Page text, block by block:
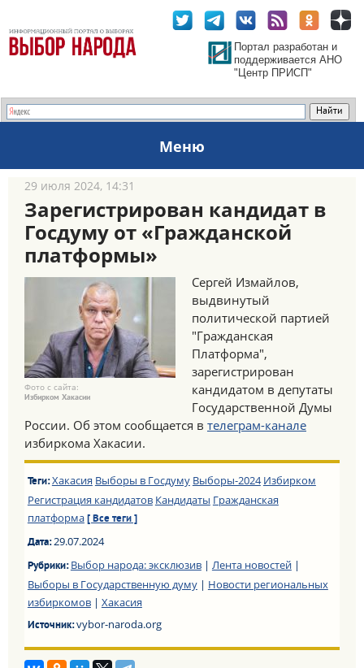
Портал разработан и
поддерживается АНО
"Центр ПРИСП"
Меню
29 июля 2024, 14:31
Зарегистрирован кандидат в
Госдуму от «Гражданской
платформы»
Фото с сайта:
Избирком Хакасии
Сергей Измайлов,
выдвинутый
политической партией
"Гражданская
Платформа",
зарегистрирован
кандидатом в депутаты
Государственной Думы
России. Об этом сообщается в телеграм-канале
избиркома Хакасии.
Теги:Хакасия Выборы в Госдуму Выборы-2024 Избирком
Регистрация кандидатов Кандидаты Гражданская
платформа [ Все теги ]
Дата:29.07.2024
Рубрики:Выбор народа: эксклюзив| Лента новостей|
Выборы в Государственную думу| Новости региональных
избиркомов| Хакасия
Источник:vybor-naroda.org